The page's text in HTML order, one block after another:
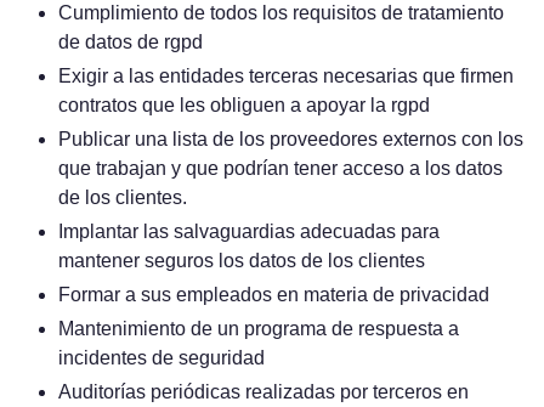
Cumplimiento de todos los requisitos de tratamiento
de datos de rgpd
Exigir a las entidades terceras necesarias que firmen
contratos que les obliguen a apoyar la rgpd
Publicar una lista de los proveedores externos con los
que trabajan y que podrían tener acceso a los datos
de los clientes.
Implantar las salvaguardias adecuadas para
mantener seguros los datos de los clientes
Formar a sus empleados en materia de privacidad
Mantenimiento de un programa de respuesta a
incidentes de seguridad
Auditorías periódicas realizadas por terceros en